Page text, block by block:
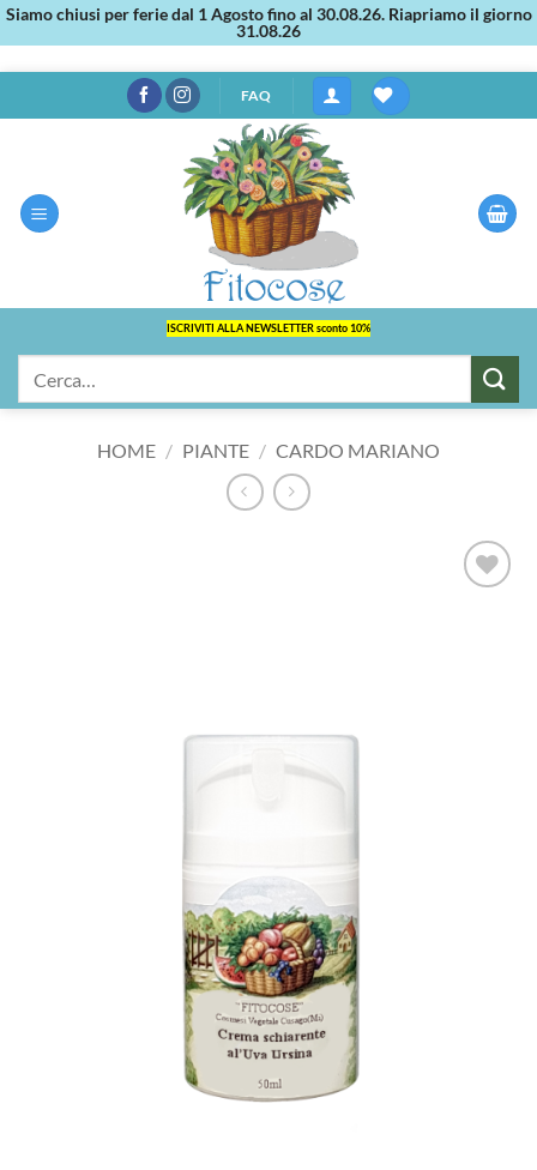
Siamo chiusi per ferie dal 1 Agosto fino al 30.08.26. Riapriamo il giorno
31.08.26
ai
FAQ
ISCRIVITI ALLA NEWSLETTER sconto 10%
HOME / PIANTE / CARDO MARIANO